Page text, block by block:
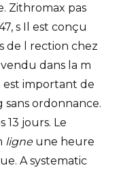
Zithromax pas
s Il est conçu
de l rection chez
dans la m
est important de
sans ordonnance.
13 jours. Le
ligneune heure
A systematic